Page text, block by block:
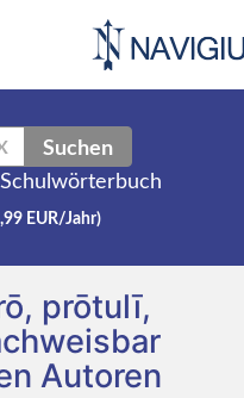
Suchen
Schulwörterbuch
EUR/Jahr)
prōtulī,
Autoren